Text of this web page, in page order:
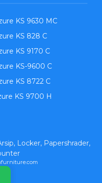
KS 9630 MC
KS 828 C
KS 9170 C
KS-9600 C
KS 8722 C
KS 9700 H
Locker, Papershrader,